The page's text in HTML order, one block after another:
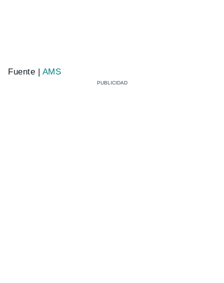
Fuente | AMS